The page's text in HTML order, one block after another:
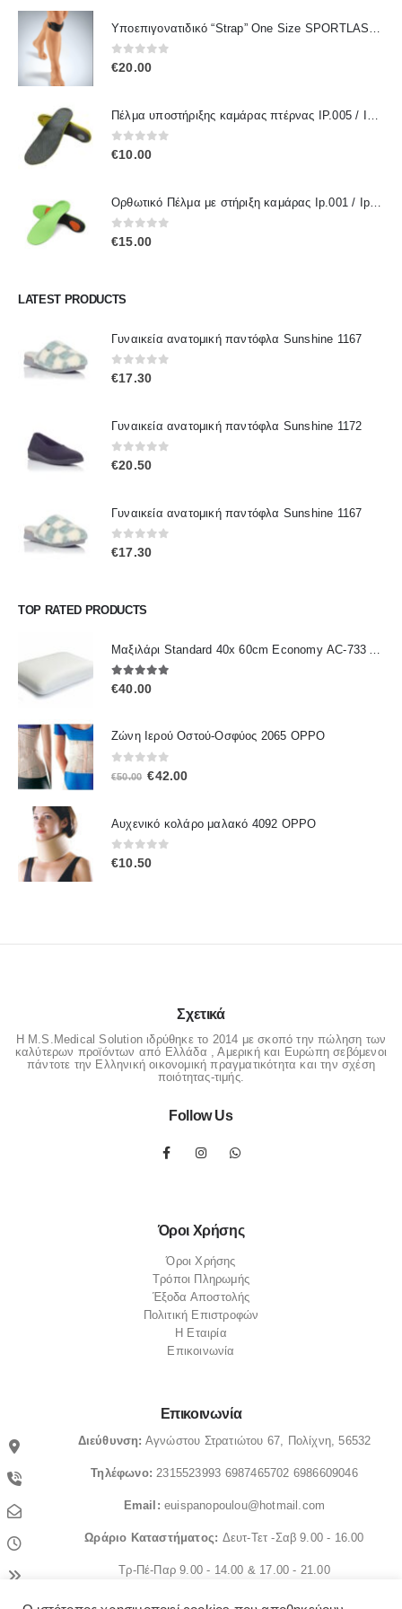
0out of 5
€20.00
0out of 5
€10.00
0out of 5
€15.00
LATEST PRODUCTS
Γυναικεία ανατομική παντόφλα Sunshine 1167
0out of 5
€17.30
Γυναικεία ανατομική παντόφλα Sunshine 1172
0out of 5
€20.50
Γυναικεία ανατομική παντόφλα Sunshine 1167
0out of 5
€17.30
TOP RATED PRODUCTS
5.00out of 5
€40.00
Ζώνη Ιερού Οστού-Οσφύος 2065 OPPO
out of 5
€50.00 Original
€50.00.
€42.00Η
είναι:
Αυχενικό κολάρο μαλακό 4092 OPPO
0out of 5
€10.50
Σχετικά
Η M.S.Medical Solution ιδρύθηκε το 2014 με σκοπό την πώληση των
καλύτερων προϊόντων από Ελλάδα , Αμερική και Ευρώπη σεβόμενοι
πάντοτε την Ελληνική οικονομική πραγματικότητα και την σχέση
ποιότητας-τιμής.
Follow Us
Όροι Χρήσης
Όροι Χρήσης
Τρόποι Πληρωμής
Έξοδα Αποστολής
Πολιτική Επιστροφών
Η Εταιρία
Επικοινωνία
Επικοινωνία
Διεύθυνση: Αγνώστου Στρατιώτου 67, Πολίχνη, 56532
Τηλέφωνο: 2315523993 6987465702 6986609046
Email:euispanopoulou@hotmail.com
Ωράριο Καταστήματος: Δευτ-Τετ -Σαβ 9.00 - 16.00
Τρ-Πέ-Παρ 9.00 - 14.00 & 17.00 - 21.00